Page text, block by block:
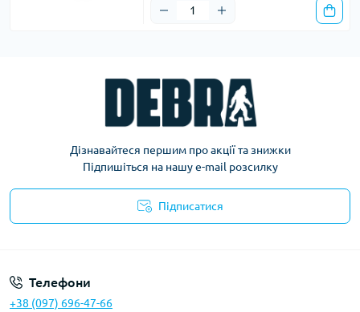
Дізнавайтеся першим про акції та знижки
Підпишіться на нашу e-mail розсилку
Підписатися
Телефони
+38 (097) 696-47-66